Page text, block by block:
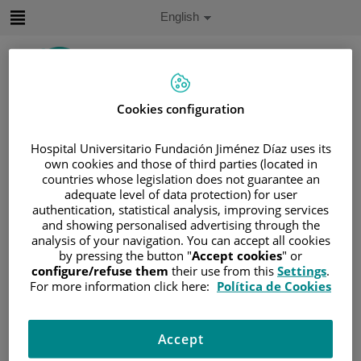
Search
Language
selector
Active
English
Home/PATIENT AREA
UNDERSTANDING CANCER
/PATIENT INFORMATION AND SUPPORT
/FUNCTIONAL AREAS
/HEAD AND NECK CANCER
/CABEZA Y CUELLO
TIPOS DE CÁNCER DE CABEZA Y CUELLO
Cookies configuration
Hospital Universitario Fundación Jiménez Díaz uses its
own cookies and those of third parties (located in
countries whose legislation does not guarantee an
adequate level of data protection) for user
authentication, statistical analysis, improving services
and showing personalised advertising through the
analysis of your navigation. You can accept all cookies
by pressing the button "Accept cookies" or
configure/refuse them their use from this Settings.
For more information click here: Política de Cookies
Accept